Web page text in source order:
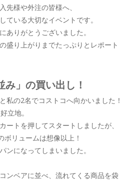
先様や外注の皆様へ、
ている大切なイベントです。
ありがとうございました。
盛り上がりまでたっぷりとレポート
」の買い出し！
私の2名でコストコへ向かいました！
立地。
ートを押してスタートしましたが、
リュームは想像以上！
ンになってしまいました。
ンベアに並べ、流れてくる商品を袋